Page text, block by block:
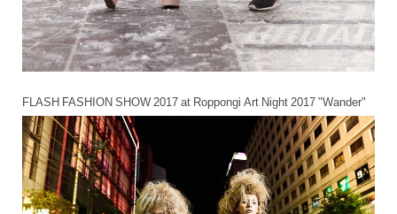
FLASH FASHION SHOW 2017 at Roppongi Art Night 2017 "Wander"